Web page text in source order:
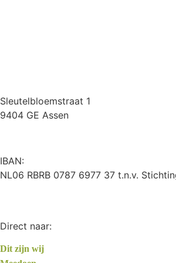
Sleutelbloemstraat 1
9404 GE Assen
IBAN:
NL06 RBRB 0787 6977 37 t.n.v.
Direct naar:
Dit zijn wij